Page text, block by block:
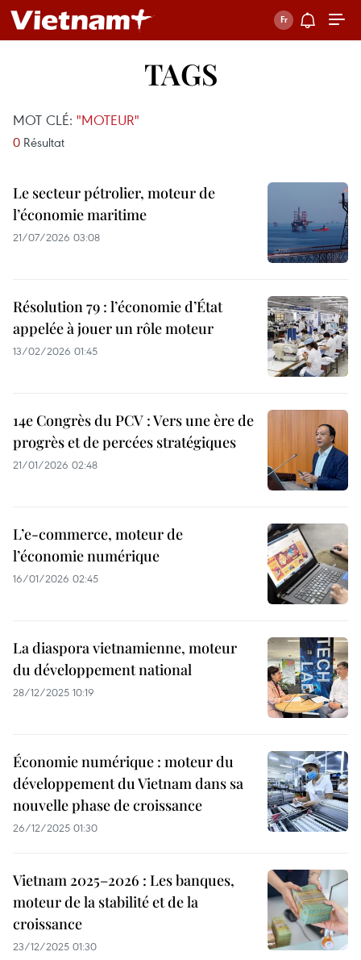
TAGS
MOT CLÉ: "MOTEUR"
0 Résultat
Le secteur pétrolier, moteur de
l’économie maritime
21/07/2026 03:08
Résolution 79 : l’économie d’État
appelée à jouer un rôle moteur
13/02/2026 01:45
14e Congrès du PCV : Vers une ère de
progrès et de percées stratégiques
21/01/2026 02:48
L’e-commerce, moteur de
l’économie numérique
16/01/2026 02:45
La diaspora vietnamienne, moteur
du développement national
28/12/2025 10:19
Économie numérique : moteur du
développement du Vietnam dans sa
nouvelle phase de croissance
26/12/2025 01:30
Vietnam 2025–2026 : Les banques,
moteur de la stabilité et de la
croissance
23/12/2025 01:30